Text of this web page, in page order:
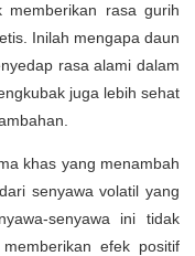
memberikan rasa gurih
Inilah mengapa daun
rasa alami dalam
juga lebih sehat
khas yang menambah
senyawa volatil yang
senyawa ini tidak
efek positif